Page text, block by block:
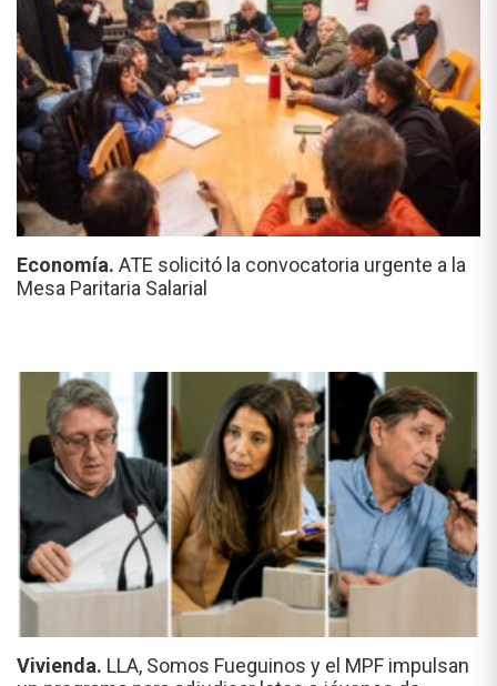
Economía. ATE solicitó la convocatoria urgente a la
Mesa Paritaria Salarial
Vivienda. LLA, Somos Fueguinos y el MPF impulsan